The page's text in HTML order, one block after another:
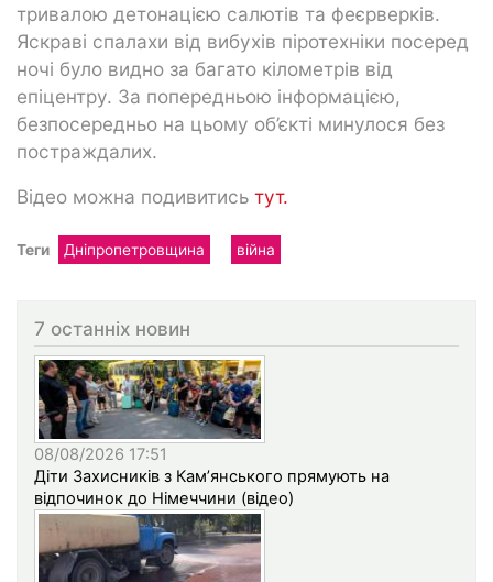
тривалою детонацією салютів та феєрверків.
Яскраві спалахи від вибухів піротехніки посеред
ночі було видно за багато кілометрів від
епіцентру. За попередньою інформацією,
безпосередньо на цьому об’єкті минулося без
постраждалих.
Відео можна подивитись тут.
Теги Дніпропетровщина війна
7 останніх новин
08/08/2026 17:51
Діти Захисників з Кам’янського прямують на
відпочинок до Німеччини (відео)